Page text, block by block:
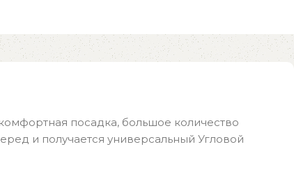
посадка, большое количество
и получается универсальный Угловой